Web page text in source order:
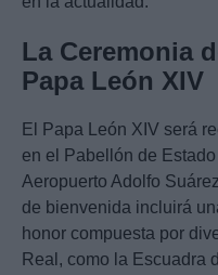
La Ceremonia
Papa León XIV
El Papa León XIV será
en el Pabellón de
Aeropuerto Adolfo
de bienvenida incluirá
honor compuesta por
Real, como la Escuadra